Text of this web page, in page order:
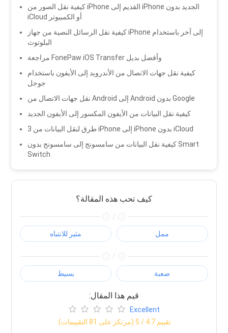
كيفية نقل الصور من iPhone القديم إلى iPhone الجديد بدون
iCloud أو الكمبيوتر
كيفية نقل الرسائل النصية من جهاز iPhone إلى آخر باستخدام
البلوتوث
مراجعة FonePaw iOS Transfer وأفضل بديل
كيفية نقل جهات الاتصال من الأندرويد إلى الأيفون باستخدام
جوجل
نقل جهات الاتصال من Android إلى Android بدون Google
كيفية نقل البيانات من الأيفون المكسور إلى الأيفون الجديد
3 طرق لنقل البيانات من iPhone إلى iPhone بدون iCloud
كيفية نقل البيانات من سامسونج إلى سامسونج بدون Smart
Switch
كيف تحب هذه المقالة؟
/
مثير للانتباه ممل
/
بسيط صعبة
:قيم هذا المقال
Excellent
:تقييم 4.7 / 5 (مرتكز على 81 التقييمات)